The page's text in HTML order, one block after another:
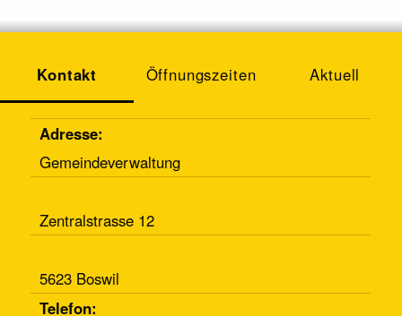
Kontakt Öffnungszeiten Aktuell
Adresse:
Gemeindeverwaltung
Zentralstrasse 12
5623 Boswil
Telefon: